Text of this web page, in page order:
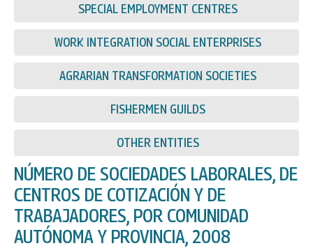
SPECIAL EMPLOYMENT CENTRES
WORK INTEGRATION SOCIAL ENTERPRISES
AGRARIAN TRANSFORMATION SOCIETIES
FISHERMEN GUILDS
OTHER ENTITIES
NÚMERO DE SOCIEDADES LABORALES, DE
CENTROS DE COTIZACIÓN Y DE
TRABAJADORES, POR COMUNIDAD
AUTÓNOMA Y PROVINCIA, 2008